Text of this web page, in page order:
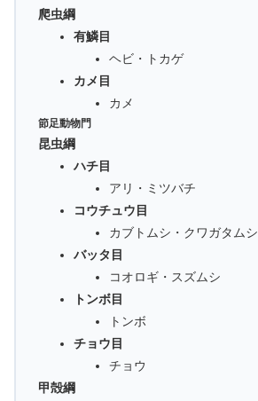
爬虫綱
有鱗目
ヘビ・トカゲ
カメ目
カメ
節足動物門
昆虫綱
ハチ目
アリ・ミツバチ
コウチュウ目
カブトムシ・クワガタムシ
バッタ目
コオロギ・スズムシ
トンボ目
トンボ
チョウ目
チョウ
甲殻綱